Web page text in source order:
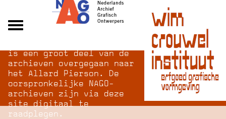
Over NAGO
Over WCI
Inloggen
is een groot deel van de
archieven overgegaan naar
het Allard Pierson. De
oorspronkelijke NAGO-
archieven zijn via deze
site digitaal te
raadplegen.